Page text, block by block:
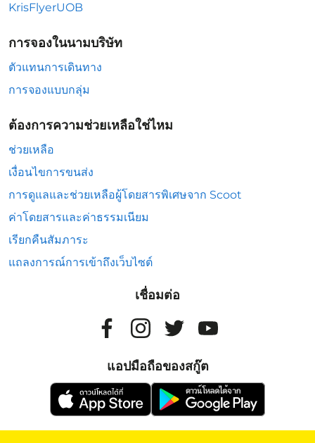
KrisFlyerUOB
การจองในนามบริษัท
ตัวแทนการเดินทาง
การจองแบบกลุ่ม
ต้องการความช่วยเหลือใช่ไหม
ช่วยเหลือ
เงื่อนไขการขนส่ง
การดูแลและช่วยเหลือผู้โดยสารพิเศษจาก Scoot
ค่าโดยสารและค่าธรรมเนียม
เรียกคืนสัมภาระ
แถลงการณ์การเข้าถึงเว็บไซต์
เชื่อมต่อ
แอปมือถือของสกู๊ต